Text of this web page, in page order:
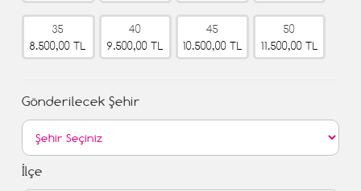
35
8.500,00 TL
40
9.500,00 TL
45
10.500,00 TL
50
11.500,00 TL
Gönderilecek Şehir
İlçe